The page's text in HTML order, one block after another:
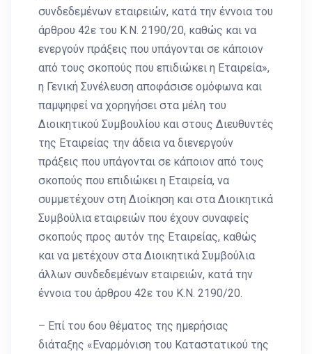
συνδεδεμένων εταιρειών, κατά την έννοια του
άρθρου 42ε του Κ.Ν. 2190/20, καθώς και να
ενεργούν πράξεις που υπάγονται σε κάποιον
από τους σκοπούς που επιδιώκει η Εταιρεία»,
η Γενική Συνέλευση αποφάσισε ομόφωνα και
παμψηφεί να χορηγήσει στα μέλη του
Διοικητικού Συμβουλίου και στους Διευθυντές
της Εταιρείας την άδεια να διενεργούν
πράξεις που υπάγονται σε κάποιον από τους
σκοπούς που επιδιώκει η Εταιρεία, να
συμμετέχουν στη Διοίκηση και στα Διοικητικά
Συμβούλια εταιρειών που έχουν συναφείς
σκοπούς προς αυτόν της Εταιρείας, καθώς
και να μετέχουν στα Διοικητικά Συμβούλια
άλλων συνδεδεμένων εταιρειών, κατά την
έννοια του άρθρου 42ε του Κ.Ν. 2190/20.
– Επί του 6ου θέματος της ημερήσιας
διάταξης «Εναρμόνιση του Καταστατικού της